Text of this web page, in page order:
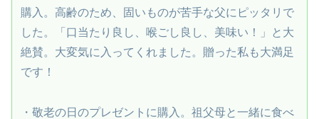
購入。高齢のため、固いものが苦手な父にピッタリで
した。「口当たり良し、喉ごし良し、美味い！」と大
絶賛。大変気に入ってくれました。贈った私も大満足
です！
・敬老の日のプレゼントに購入。祖父母と一緒に食べ